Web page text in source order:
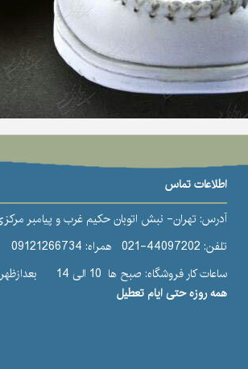
اطلاعات تماس
آدرس: تهران- نبش اتوبان حکیم غرب و پیامبر
تلفن: 44097202-021 همراه: 09121266734
ساعات کار فروشگاه: صبح ها 10 الی 14
بعدازظهرها 15
همه روزه حتی ایام تعطیل